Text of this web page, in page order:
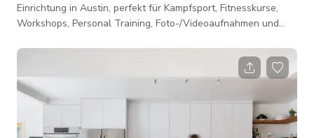
Einrichtung in Austin, perfekt für Kampfsport, Fitnesskurse,
Workshops, Personal Training, Foto-/Videoaufnahmen und
Kampfsportmatten in den Trainingsbereichen, reichlich
Einladenden Eingangsbereich Hauptstudio (Raum 1 - ca. 1.500
Quadratfuß) - Überschwemmt mit natürlichem Licht durch